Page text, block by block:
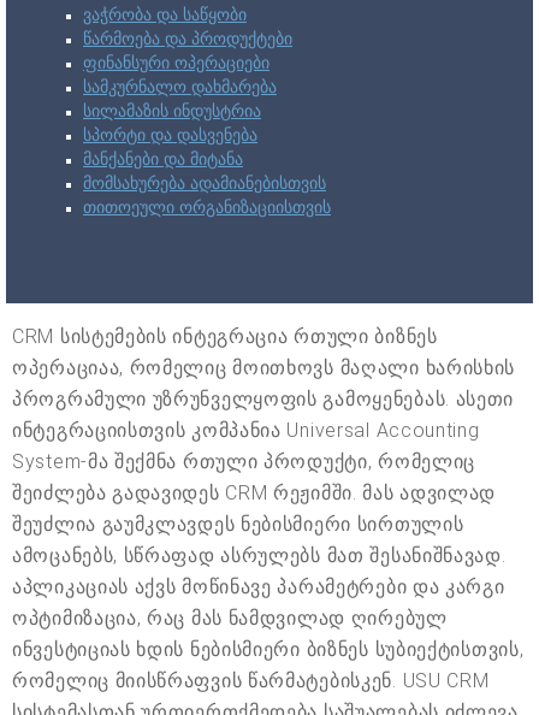
ვაჭრობა და საწყობი
წარმოება და პროდუქტები
ფინანსური ოპერაციები
სამკურნალო დახმარება
სილამაზის ინდუსტრია
სპორტი და დასვენება
მანქანები და მიტანა
მომსახურება ადამიანებისთვის
თითოეული ორგანიზაციისთვის
CRM სისტემების ინტეგრაცია რთული ბიზნეს
ოპერაციაა, რომელიც მოითხოვს მაღალი ხარისხის
პროგრამული უზრუნველყოფის გამოყენებას. ასეთი
ინტეგრაციისთვის კომპანია Universal Accounting
System-მა შექმნა რთული პროდუქტი, რომელიც
შეიძლება გადავიდეს CRM რეჟიმში. მას ადვილად
შეუძლია გაუმკლავდეს ნებისმიერი სირთულის
ამოცანებს, სწრაფად ასრულებს მათ შესანიშნავად.
აპლიკაციას აქვს მოწინავე პარამეტრები და კარგი
ოპტიმიზაცია, რაც მას ნამდვილად ღირებულ
ინვესტიციას ხდის ნებისმიერი ბიზნეს სუბიექტისთვის,
რომელიც მიისწრაფვის წარმატებისკენ. USU CRM